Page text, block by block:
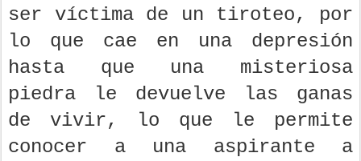
ser víctima de un tiroteo, por
lo que cae en una depresión
hasta que una misteriosa
piedra le devuelve las ganas
de vivir, lo que le permite
conocer a una aspirante a